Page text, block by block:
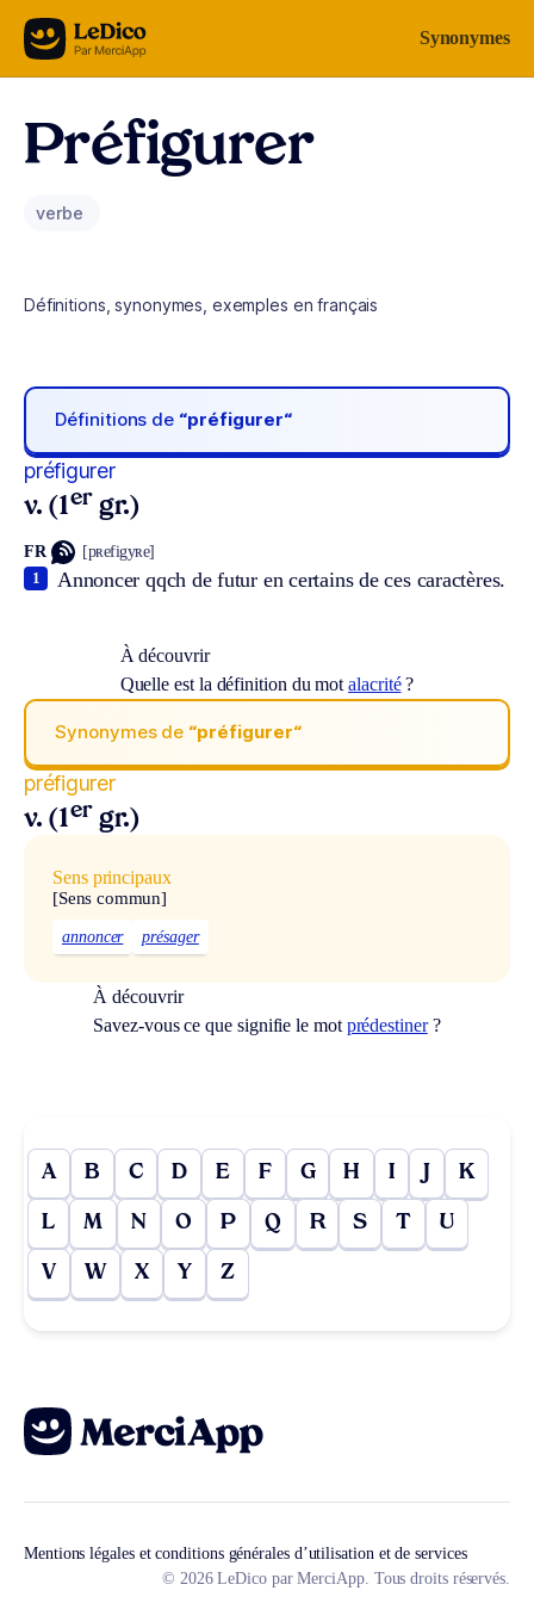
Aller au contenu Synonymes
Préfigurer
verbe
Définitions, synonymes, exemples en français
Définitions de “préfigurer“
préfigurer
v. (1er gr.)
FR [pʀefigyʀe]
Annoncer qqch de futur en certains de ces caractères.
1
À découvrir
Quelle est la définition du motalacrité?
Synonymes de “préfigurer“
préfigurer
v. (1er gr.)
Sens principaux
[Sens commun]
annoncer présager
À découvrir
Savez-vous ce que signifie le mot prédestiner?
A B C D E F G H I J K
L M N O P Q R S T U
V W X Y Z
Mentions légales et conditions générales d’utilisation et de services
© 2026 LeDico par MerciApp. Tous droits réservés.